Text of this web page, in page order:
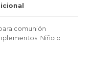
comunión
Niño o